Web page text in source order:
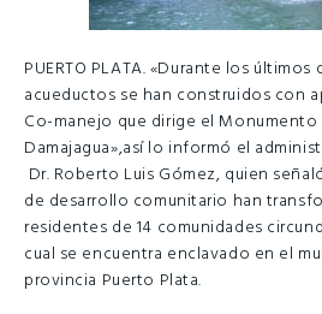
PUERTO PLATA. «Durante los
acueductos se han construidos con
Co-manejo que dirige el Monumento
Damajagua»,así lo informó el
Dr. Roberto Luis Gómez, quien
de desarrollo comunitario han
residentes de 14 comunidades
cual se encuentra enclavado en el
provincia Puerto Plata.